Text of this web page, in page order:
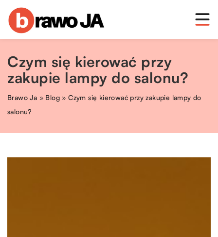
Czym się kierować przy
zakupie lampy do salonu?
Brawo Ja » Blog »Czym się kierować przy zakupie lampy do
salonu?